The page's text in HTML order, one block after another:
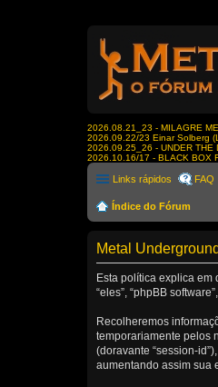
2026.08.21_23 - MILAGRE
2026.09.22/23 Einar Solberg
2026.09.25_26 - UNDER THE
2026.10.16/17 - BLACK BOX
Links rápidos FAQ
Índice do Fórum
Metal
Esta política explica em
“eles”, “phpBB
Recolheremos
temporariamente pelos
(doravante “session-
aumentando assim sua